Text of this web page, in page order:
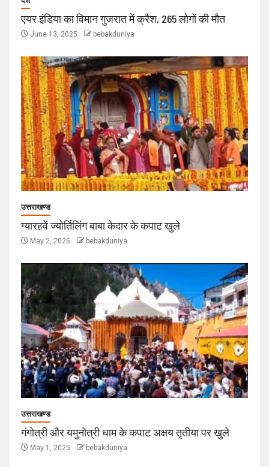
एयर इंडिया का विमान गुजरात में क्रैश, 265 लोगों की मौत
June 13, 2025 bebakduniya
उत्तराखण्ड
ग्यारहवें ज्योर्तिलिंग बाबा केदार के कपाट खुले
May 2, 2025 bebakduniya
उत्तराखण्ड
गंगोत्री और यमुनोत्री धाम के कपाट अक्षय तृतीया पर खुले
May 1, 2025 bebakduniya